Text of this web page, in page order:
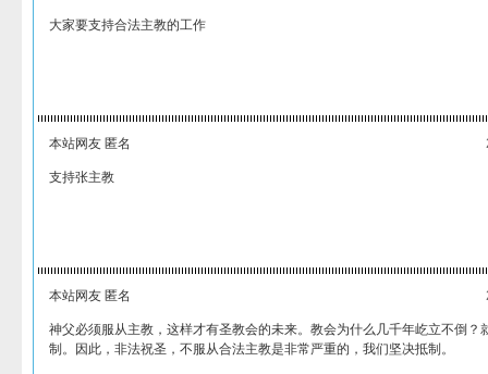
大家要支持合法主教的工作
本站网友 匿名
支持张主教
本站网友 匿名
神父必须服从主教，这样才有圣教会的未来。教会为什么几千年屹立不倒？
制。因此，非法祝圣，不服从合法主教是非常严重的，我们坚决抵制。